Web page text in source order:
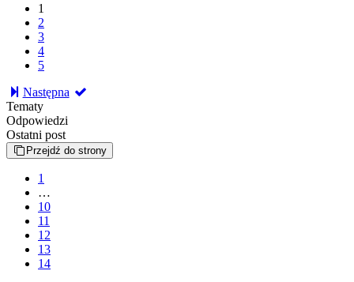
1
2
3
4
5
Następna
Tematy
Odpowiedzi
Ostatni post
Przejdź do strony
1
…
10
11
12
13
14